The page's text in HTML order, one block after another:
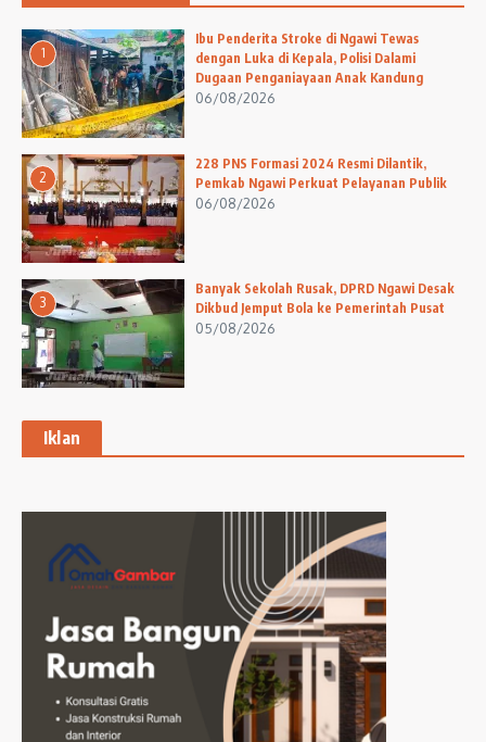
1
Ibu Penderita Stroke di Ngawi Tewas
dengan Luka di Kepala, Polisi Dalami
Dugaan Penganiayaan Anak Kandung
06/08/2026
2
228 PNS Formasi 2024 Resmi Dilantik,
Pemkab Ngawi Perkuat Pelayanan Publik
06/08/2026
3
Banyak Sekolah Rusak, DPRD Ngawi Desak
Dikbud Jemput Bola ke Pemerintah Pusat
05/08/2026
Iklan